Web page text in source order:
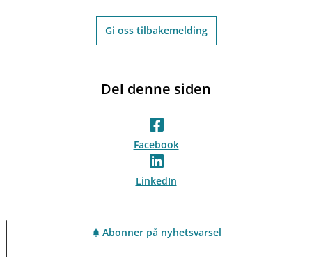
Gi oss tilbakemelding
Del denne siden
Facebook
LinkedIn
Abonner på nyhetsvarsel